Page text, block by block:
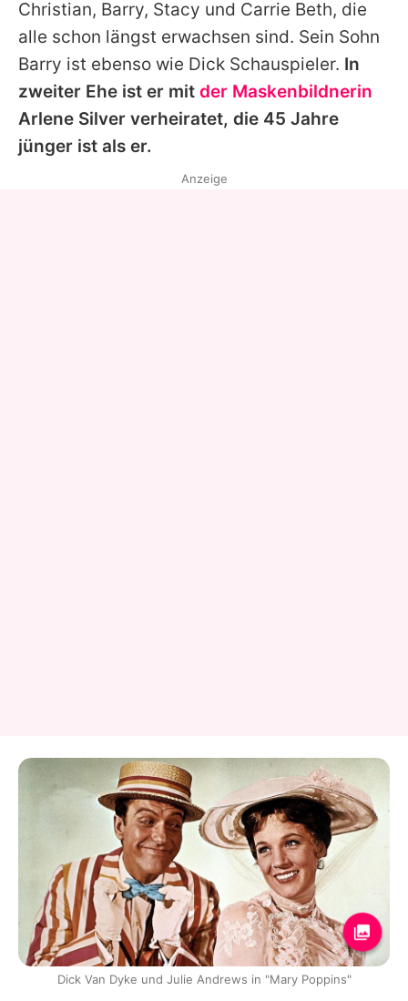
Christian, Barry, Stacy und Carrie Beth, die
alle schon längst erwachsen sind. Sein Sohn
Barry ist ebenso wie Dick Schauspieler. In
zweiter Ehe ist er mit der Maskenbildnerin
Arlene Silver verheiratet, die 45 Jahre
jünger ist als er.
Anzeige
Dick Van Dyke und Julie Andrews in "Mary Poppins"